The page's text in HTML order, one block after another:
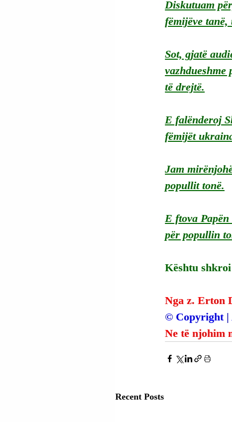
Diskutuam
fëmijëve
Sot, gjatë
të drejtë.
E falënderoj
fëmijët
Jam
popullit tonë.
E ftova
për popullin
Kështu
Nga z. Erton
© Copyright |
Ne të njohim
Recent Posts